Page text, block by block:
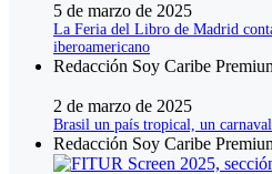
5 de marzo de 2025
La Feria del Libro de Madrid
iberoamericano
Redacción Soy Caribe
2 de marzo de 2025
Brasil un país tropical, un
Redacción Soy Caribe